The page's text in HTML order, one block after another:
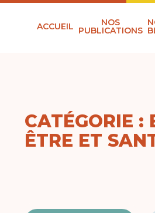
ACCUEIL NOS
PUBLICATIONS
CATÉGORIE :
ÊTRE ET